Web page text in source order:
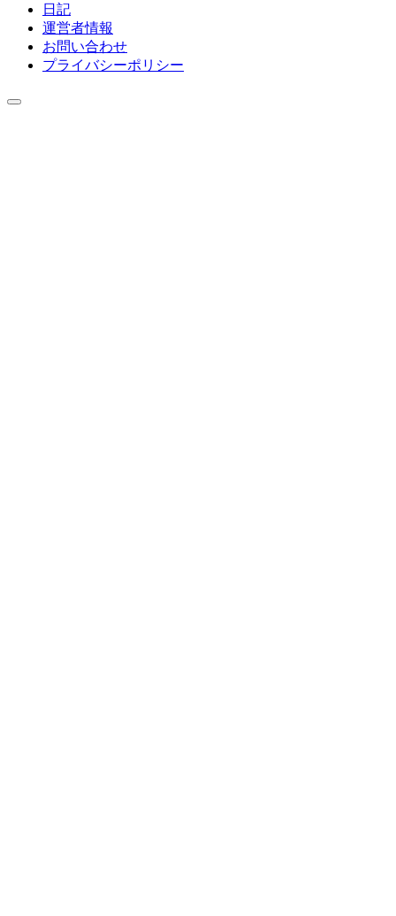
日記
運営者情報
お問い合わせ
プライバシーポリシー